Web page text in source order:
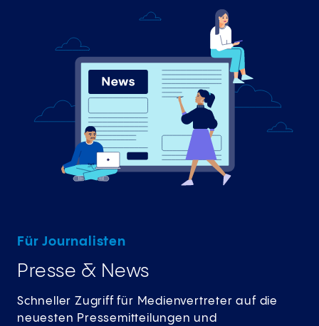
Für Journalisten
Presse & News
Schneller Zugriff für Medienvertreter auf die
neuesten Pressemitteilungen und